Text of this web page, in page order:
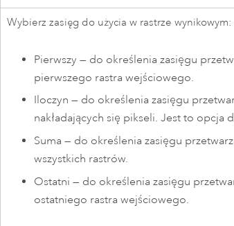
Wybierz zasięg do użycia w rastrze wynikowym:
Pierwszy — do określenia zasięgu
pierwszego rastra wejściowego.
Iloczyn — do określenia zasięgu
nakładających się pikseli. Jest to opcja
Suma — do określenia zasięgu
wszystkich rastrów.
Ostatni — do określenia zasięgu
ostatniego rastra wejściowego.